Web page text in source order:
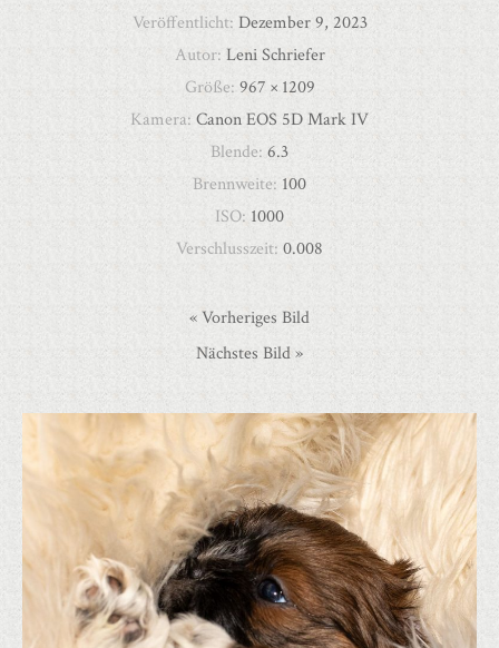
Veröffentlicht: Dezember 9, 2023
Autor: Leni Schriefer
Größe: 967 × 1209
Kamera: Canon EOS 5D Mark IV
Blende: 6.3
Brennweite: 100
ISO: 1000
Verschlusszeit: 0.008
« Vorheriges Bild
Nächstes Bild »